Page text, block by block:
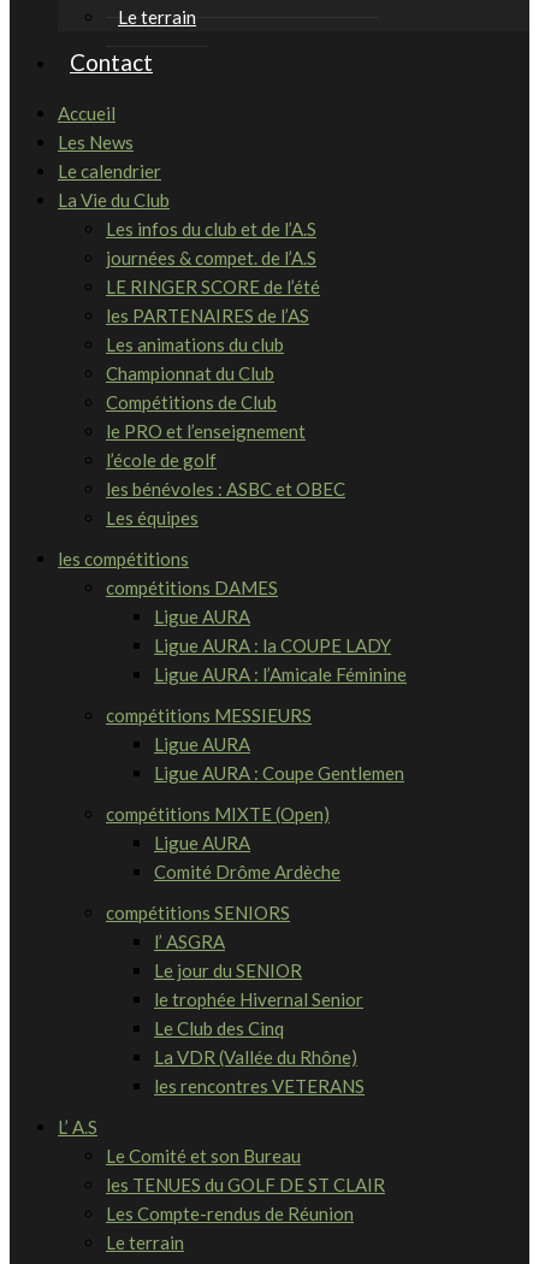
Le terrain
Contact
Accueil
Les News
Le calendrier
La Vie du Club
Les infos du club et de l’A.S
journées & compet. de l’A.S
LE RINGER SCORE de l’été
les PARTENAIRES de l’AS
Les animations du club
Championnat du Club
Compétitions de Club
le PRO et l’enseignement
l’école de golf
les bénévoles : ASBC et OBEC
Les équipes
les compétitions
compétitions DAMES
Ligue AURA
Ligue AURA : la COUPE LADY
Ligue AURA : l’Amicale Féminine
compétitions MESSIEURS
Ligue AURA
Ligue AURA : Coupe Gentlemen
compétitions MIXTE (Open)
Ligue AURA
Comité Drôme Ardèche
compétitions SENIORS
l’ ASGRA
Le jour du SENIOR
le trophée Hivernal Senior
Le Club des Cinq
La VDR (Vallée du Rhône)
les rencontres VETERANS
L’ A.S
Le Comité et son Bureau
les TENUES du GOLF DE ST CLAIR
Les Compte-rendus de Réunion
Le terrain